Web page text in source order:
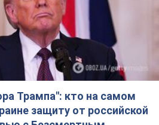
Трампа": кто на самом
защиту от российской